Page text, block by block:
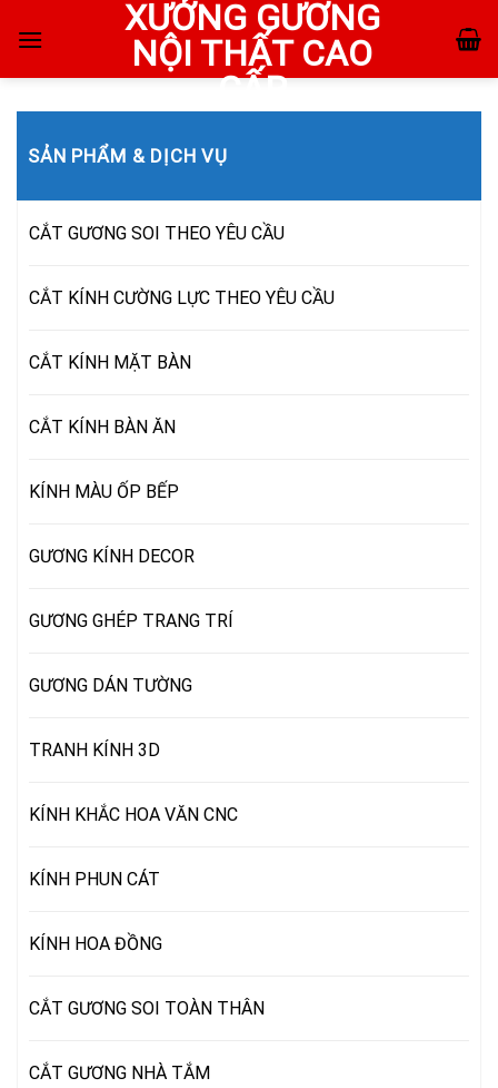
XƯỞNG GƯƠNG
NỘI THẤT CAO
CẤP
SẢN PHẨM & DỊCH VỤ
CẮT GƯƠNG SOI THEO YÊU CẦU
CẮT KÍNH CƯỜNG LỰC THEO YÊU CẦU
CẮT KÍNH MẶT BÀN
CẮT KÍNH BÀN ĂN
KÍNH MÀU ỐP BẾP
GƯƠNG KÍNH DECOR
GƯƠNG GHÉP TRANG TRÍ
GƯƠNG DÁN TƯỜNG
TRANH KÍNH 3D
KÍNH KHẮC HOA VĂN CNC
KÍNH PHUN CÁT
KÍNH HOA ĐỒNG
CẮT GƯƠNG SOI TOÀN THÂN
CẮT GƯƠNG NHÀ TẮM